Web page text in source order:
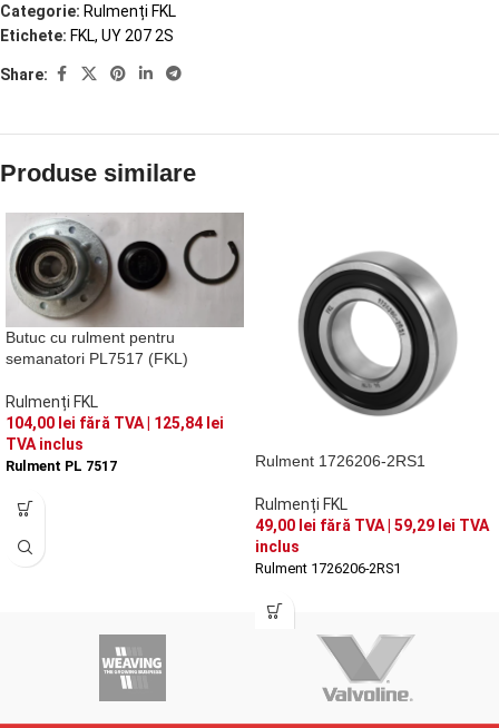
Categorie: Rulmenți FKL
Etichete: FKL, UY 207 2S
Share:
Produse similare
Butuc cu rulment pentru
semanatori PL7517 (FKL)
Rulmenți FKL
104,00 lei fără TVA | 125,84 lei
TVA inclus
Rulment PL 7517 Rulment 1726206-2RS1
Rulmenți FKL
49,00 lei fără TVA | 59,29 lei TVA
inclus
Rulment 1726206-2RS1